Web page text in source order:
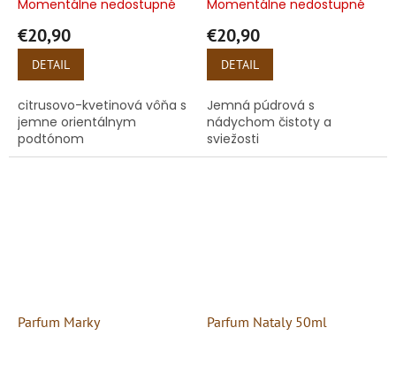
Momentálne nedostupné
€20,90
DETAIL
citrusovo-kvetinová vôňa s
jemne orientálnym
podtónom
Momentálne nedostupné
€20,90
DETAIL
Jemná púdrová s
nádychom čistoty a
sviežosti
Parfum Marky Parfum Nataly 50ml